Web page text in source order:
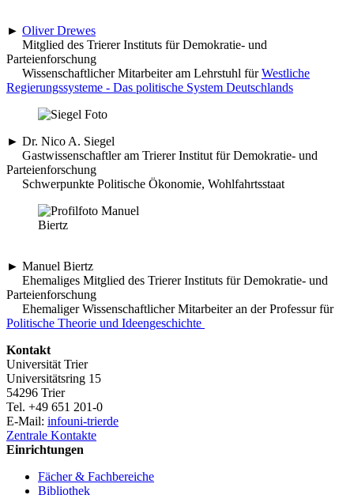
► Oliver Drewes
Mitglied des Trierer Instituts für Demokratie- und
Parteienforschung
Wissenschaftlicher Mitarbeiter am Lehrstuhl fürWestliche
Regierungssysteme - Das politische System Deutschlands
► Dr. Nico A. Siegel
Gastwissenschaftler am Trierer Institut für Demokratie- und
Parteienforschung
Schwerpunkte Politische Ökonomie, Wohlfahrtsstaat
► Manuel Biertz
Ehemaliges Mitglied des Trierer Instituts für Demokratie- und
Parteienforschung
Ehemaliger Wissenschaftlicher Mitarbeiter an der Professur für
Politische Theorie und Ideengeschichte
Kontakt
Universität Trier
Universitätsring 15
54296 Trier
Tel. +49 651 201-0
E-Mail: infouni-trierde
Zentrale Kontakte
Einrichtungen
Fächer & Fachbereiche
Bibliothek